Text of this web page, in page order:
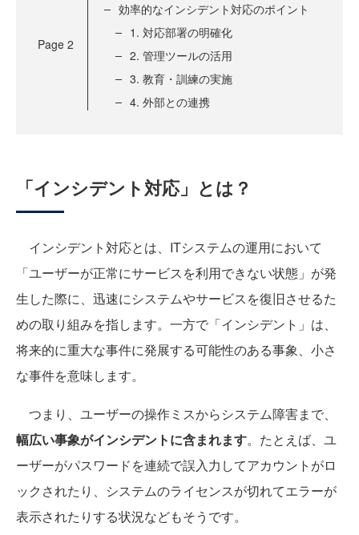
Page 2
効率的なインシデント対応のポイント
1. 対応部署の明確化
2. 管理ツールの活用
3. 教育・訓練の実施
4. 外部との連携
「インシデント対応」とは？
インシデント対応とは、ITシステムの運用において
「ユーザーが正常にサービスを利用できない状態」が発
生した際に、迅速にシステムやサービスを復旧させるた
めの取り組みを指します。一方で「インシデント」は、
将来的に重大な事件に発展する可能性のある事象、小さ
な事件を意味します。
つまり、ユーザーの操作ミスからシステム障害まで、
幅広い事象がインシデントに含まれます。たとえば、ユ
ーザーがパスワードを連続で誤入力してアカウントがロ
ックされたり、システムのライセンスが切れてエラーが
表示されたりする状況などもそうです。